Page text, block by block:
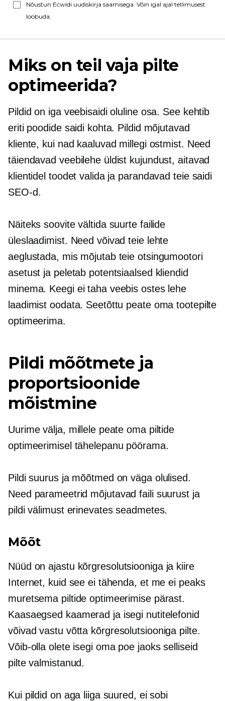
Nõustun Ecwidi uudiskirja saamisega. Võin igal ajal tellimusest
loobuda.
Miks on teil vaja pilte
optimeerida?
Pildid on iga veebisaidi oluline osa. See kehtib
eriti poodide saidi kohta. Pildid mõjutavad
kliente, kui nad kaaluvad millegi ostmist. Need
täiendavad veebilehe üldist kujundust, aitavad
klientidel toodet valida ja parandavad teie saidi
SEO-d.
Näiteks soovite vältida suurte failide
üleslaadimist. Need võivad teie lehte
aeglustada, mis mõjutab teie otsingumootori
asetust ja peletab potentsiaalsed kliendid
minema. Keegi ei taha veebis ostes lehe
laadimist oodata. Seetõttu peate oma tootepilte
optimeerima.
Pildi mõõtmete ja
proportsioonide
mõistmine
Uurime välja, millele peate oma piltide
optimeerimisel tähelepanu pöörama.
Pildi suurus ja mõõtmed on väga olulised.
Need parameetrid mõjutavad faili suurust ja
pildi välimust erinevates seadmetes.
Mõõt
Nüüd on ajastu kõrgresolutsioonigaja kiire
Internet, kuid see ei tähenda, et me ei peaks
muretsema piltide optimeerimise pärast.
Kaasaegsed kaamerad ja isegi nutitelefonid
võivad vastu võtta kõrgresolutsiooniga pilte.
Võib-olla olete isegi oma poe jaoks selliseid
pilte valmistanud.
Kui pildid on aga liiga suured, ei sobi